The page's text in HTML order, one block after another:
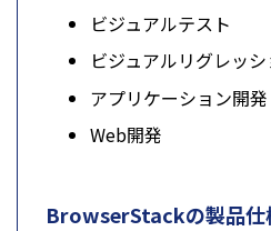
ビジュアルテスト
ビジュアルリグレッ
アプリケーション開発
Web開発
BrowserStackの製品仕